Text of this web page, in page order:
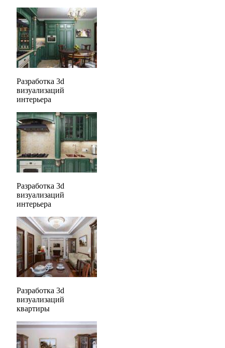
Разработка 3d
визуализаций
интерьера
Разработка 3d
визуализаций
интерьера
Разработка 3d
визуализаций
квартиры